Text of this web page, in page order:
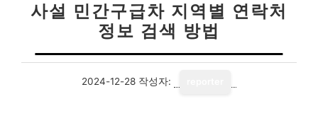
사설 민간구급차 지역별 연락처
정보 검색 방법
2024-12-28 작성자: